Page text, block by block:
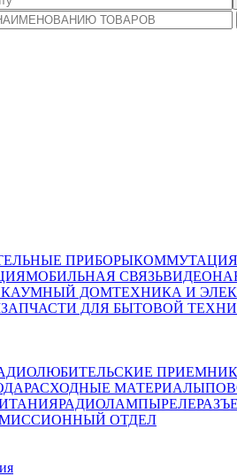
ПРИБОРЫ
МОБИЛЬНАЯ СВЯЗЬ
УМНЫЙ ДОМТЕХНИКА И
ЗАПЧАСТИ ДЛЯ БЫТОВОЙ
РАСХОДНЫЕ МАТЕРИАЛЫ
РАДИОЛАМПЫРЕЛЕ
ОТДЕЛ